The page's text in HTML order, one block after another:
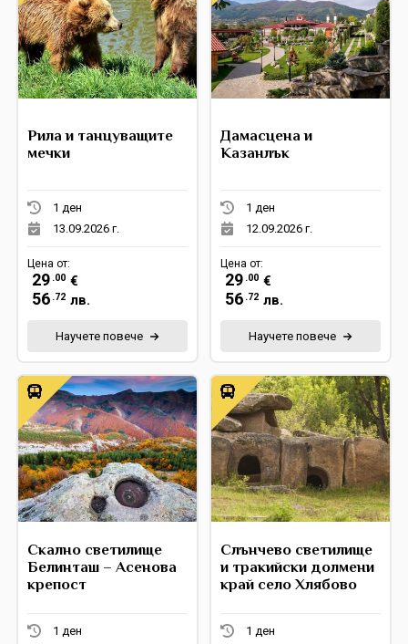
Рила и танцуващите
мечки
1 ден
13.09.2026 г.
Цена от:
29 .00 €
56 .72 лв.
Научете повече
Дамасцена и
Казанлък
1 ден
12.09.2026 г.
Цена от:
29 .00 €
56 .72 лв.
Научете повече
Скално светилище
Белинташ – Асенова
крепост
1 ден
Слънчево светилище
и тракийски долмени
край село Хлябово
1 ден